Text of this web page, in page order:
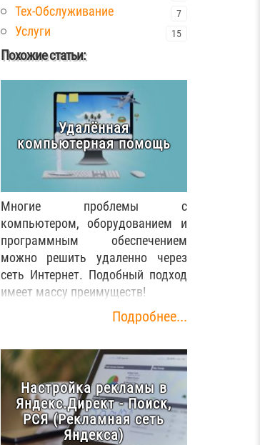
Тех-Обслуживание 7
Услуги 15
Похожие статьи:
Удалённая
компьютерная помощь
Многие проблемы с
компьютером, оборудованием и
программным обеспечением
можно решить удаленно через
сеть Интернет. Подобный подход
имеет массу преимуществ!
Подробнее...
Настройка рекламы в
Яндекс.Директ - Поиск,
РСЯ (Рекламная сеть
Яндекса)